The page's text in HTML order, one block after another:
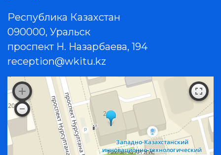
Республика Казахстан
090000, Уральск
проспект Н. Назарбаева, 194
reception@wkitu.kz
Работает на API 2ГИС